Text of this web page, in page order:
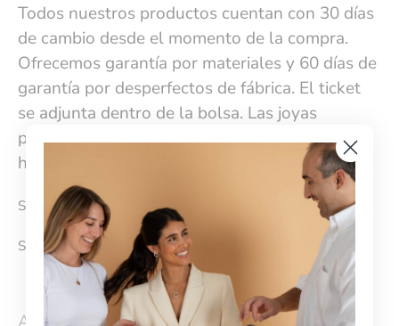
Todos nuestros productos cuentan con 30 días
de cambio desde el momento de la compra.
Ofrecemos garantía por materiales y 60 días de
garantía por desperfectos de fábrica. El ticket
se adjunta dentro de la bolsa. Las joyas
personalizadas no tienen cambio, ya que son
hechas a medida.
SKU: EZAP02
SKU:1308-0
Anterior
Siguiente